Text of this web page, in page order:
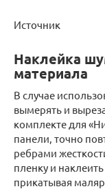
Источник
Наклейка
материала
В случае
вымерять и
комплекте для
панели, точно
ребрами
пленку и
прикатывая